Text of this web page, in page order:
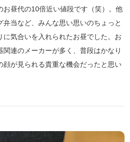
お昼代の10倍近い値段です（笑）。他
当など、みんな思い思いのちょっと
気合いを入れられたお昼でした。お
連のメーカーが多く、普段はかなり
顔が見られる貴重な機会だったと思い